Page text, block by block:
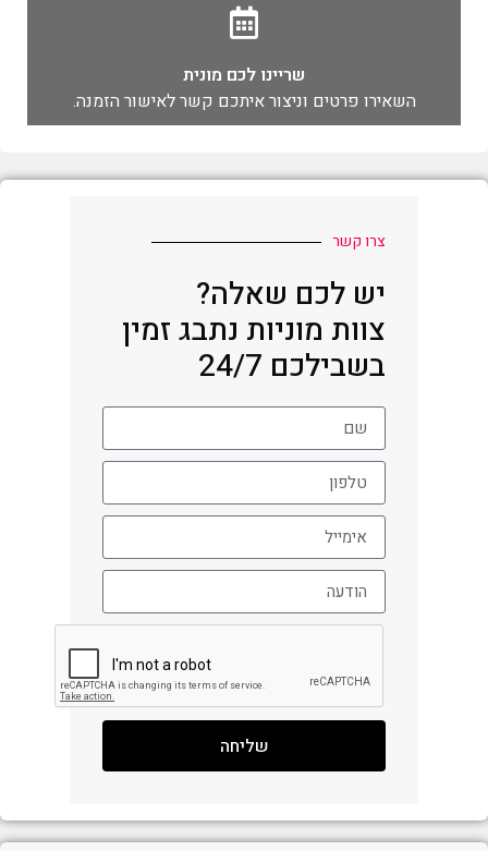
שריינו לכם מונית
השאירו פרטים וניצור איתכם קשר לאישור הזמנה.
צרו קשר
יש לכם שאלה?
צוות מוניות נתבג זמין
בשבילכם 24/7
שליחה